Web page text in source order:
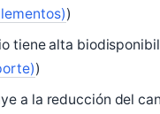
)
tiene alta
)
a la reducción del